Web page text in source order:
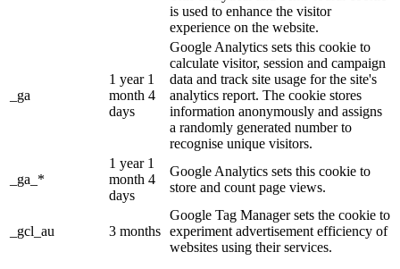
is used to enhance the visitor
experience on the website.
_ga
1 year 1
month 4
days
Google Analytics sets this cookie to
calculate visitor, session and campaign
data and track site usage for the site's
analytics report. The cookie stores
information anonymously and assigns
a randomly generated number to
recognise unique visitors.
_ga_*
1 year 1
month 4
days
Google Analytics sets this cookie to
store and count page views.
_gcl_au 3 months
Google Tag Manager sets the cookie to
experiment advertisement efficiency of
websites using their services.